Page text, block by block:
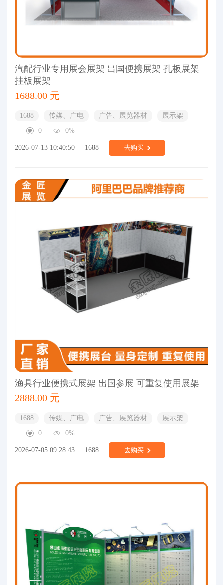
汽配行业专用展会展架 出国便携展架 孔板展架
挂板展架
1688.00 元
1688 传媒、广电 广告、展览器材
展示架
0
0%
2026-07-13 10:40:50 1688 去购买
渔具行业便携式展架 出国参展 可重复使用展架
2888.00 元
1688 传媒、广电 广告、展览器材
展示架
0
0%
2026-07-05 09:28:43 1688 去购买